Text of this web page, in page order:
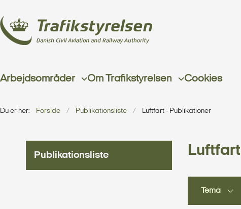
Arbejdsområder Om Trafikstyrelsen Cookies
Du er her: Forside Publikationsliste Luftfart - Publikationer
Publikationsliste Luftfart
Tema